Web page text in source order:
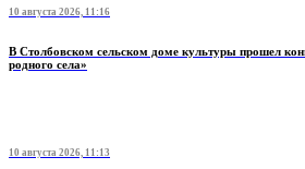
10 августа 2026, 11:16
В Столбовском сельском доме культуры прошел
родного села»
10 августа 2026, 11:13